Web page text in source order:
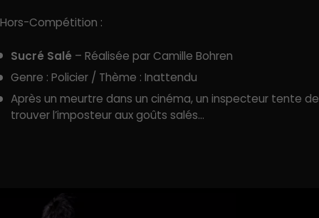
Hors-Compétition :
Sucré Salé – Réalisée par Camille Bohren
Genre : Policier / Thème : Inattendu
Après un meurtre dans un cinéma, un inspecteur tente de
trouver l’imposteur aux goûts salés…